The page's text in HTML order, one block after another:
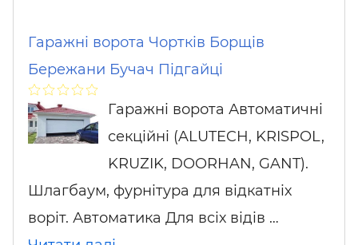
Гаражні ворота Чортків Борщів
Бережани Бучач Підгайці
Гаражні ворота Автоматичні
секційні (ALUTECH, KRISPOL,
KRUZIK, DOORHAN, GANT).
Шлагбаум, фурнітура для відкатніх
воріт. Автоматика Для всіх відів …